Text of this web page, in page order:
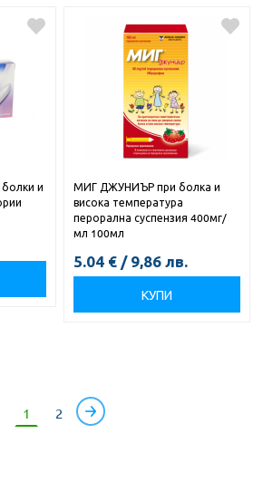
и
МИГ ДЖУНИЪР при болка и
висока температура
перорална суспензия 400мг/
мл 100мл
5.04 € / 9,86 лв.
КУПИ
1 2